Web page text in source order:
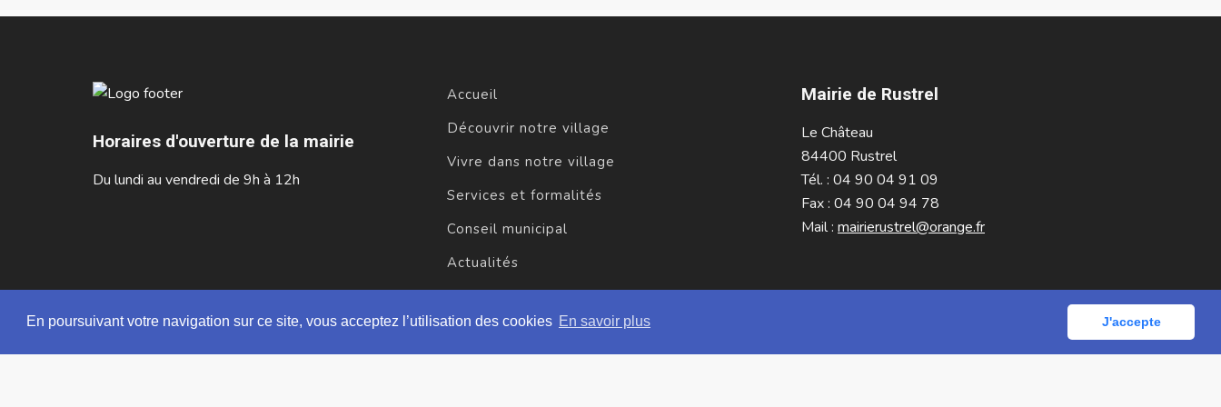
En poursuivant votre navigation sur ce site, vous acceptez l’utilisation des cookies En savoir plus J'accepte
Horaires d'ouverture de la mairie
Du lundi au vendredi de 9h à 12h
Accueil
Découvrir notre village
Vivre dans notre village
Services et formalités
Conseil municipal
Actualités
Mairie de Rustrel
Le Château
84400 Rustrel
Tél. : 04 90 04 91 09
Fax : 04 90 04 94 78
Mail : mairierustrel@orange.fr